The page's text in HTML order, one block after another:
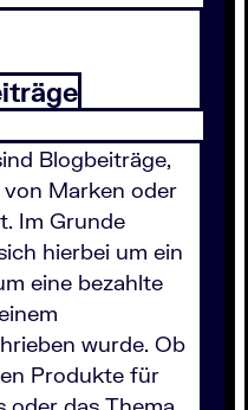
Blogbeiträge,
Marken oder
Im Grunde
hierbei um ein
eine bezahlte
wurde. Ob
Produkte für